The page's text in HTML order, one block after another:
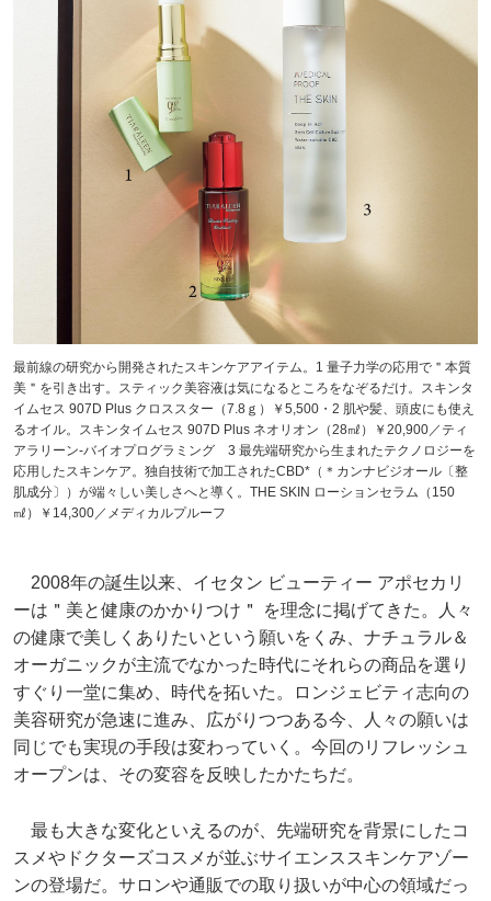
最前線の研究から開発されたスキンケアアイテム。1 量子力学の応用で＂本質
美＂を引き出す。スティック美容液は気になるところをなぞるだけ。スキンタ
イムセス 907D Plus クロススター（7.8ｇ）￥5,500・2 肌や髪、頭皮にも使え
るオイル。スキンタイムセス 907D Plus ネオリオン（28㎖）￥20,900／ティ
アラリーン-バイオプログラミング 3 最先端研究から生まれたテクノロジーを
応用したスキンケア。独自技術で加工されたCBD*（＊カンナビジオール〔整
肌成分〕）が端々しい美しさへと導く。THE SKIN ローションセラム（150
㎖）￥14,300／メディカルプルーフ
2008年の誕生以来、イセタン ビューティー アポセカリ
ーは＂美と健康のかかりつけ＂ を理念に掲げてきた。人々
の健康で美しくありたいという願いをくみ、ナチュラル＆
オーガニックが主流でなかった時代にそれらの商品を選り
すぐり一堂に集め、時代を拓いた。ロンジェビティ志向の
美容研究が急速に進み、広がりつつある今、人々の願いは
同じでも実現の手段は変わっていく。今回のリフレッシュ
オープンは、その変容を反映したかたちだ。
最も大きな変化といえるのが、先端研究を背景にしたコ
スメやドクターズコスメが並ぶサイエンススキンケアゾー
ンの登場だ。サロンや通販での取り扱いが中心の領域だっ